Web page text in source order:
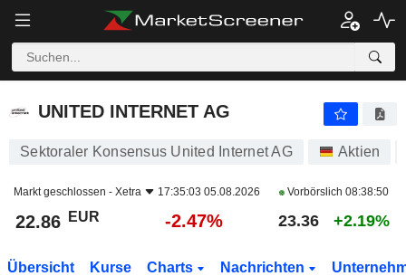
UNITED INTERNET AG
UNITED INTERNET AG
Sektoraler Konsensus United Internet AG Aktien
Markt geschlossen - Xetra 17:35:03 05.08.2026 Vorbörslich 08:38:50
22.86 EUR -2.47% 23.36 +2.19%
Übersicht Kurse Charts Nachrichten